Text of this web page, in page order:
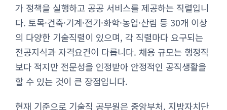
가 정책을 실행하고 공공 서비스를 제공하는 직렬입니
다. 토목·건축·기계·전기·화학·농업·산림 등 30개 이상
의 다양한 기술직렬이 있으며, 각 직렬마다 요구되는
전공지식과 자격요건이 다릅니다. 채용 규모는 행정직
보다 적지만 전문성을 인정받아 안정적인 공직생활을
할 수 있는 것이 큰 장점입니다.
현재 기준으로 기술직 공무원은 중앙부처, 지방자치단